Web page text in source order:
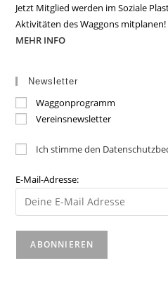
Jetzt Mitglied werden im Soziale
Aktivitäten des Waggons mitplanen!
MEHR INFO
Newsletter
Waggonprogramm
Vereinsnewsletter
Ich stimme den
E-Mail-Adresse: